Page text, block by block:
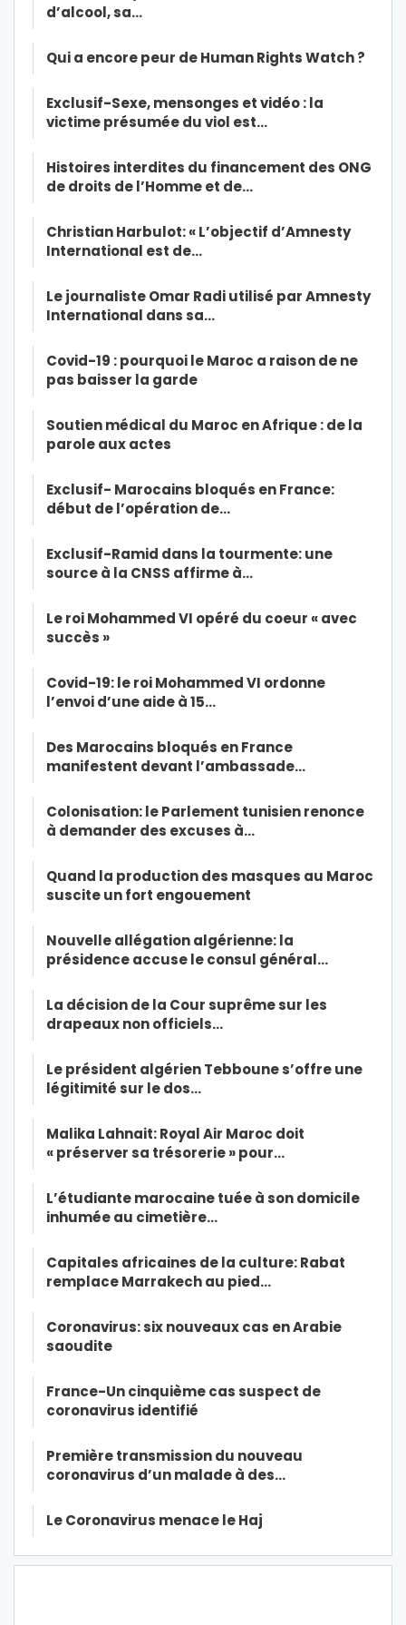
d’alcool, sa…
Qui a encore peur de Human Rights Watch ?
Exclusif-Sexe, mensonges et vidéo : la
victime présumée du viol est…
Histoires interdites du financement des ONG
de droits de l’Homme et de…
Christian Harbulot: « L’objectif d’Amnesty
International est de…
Le journaliste Omar Radi utilisé par Amnesty
International dans sa…
Covid-19 : pourquoi le Maroc a raison de ne
pas baisser la garde
Soutien médical du Maroc en Afrique : de la
parole aux actes
Exclusif- Marocains bloqués en France:
début de l’opération de…
Exclusif-Ramid dans la tourmente: une
source à la CNSS affirme à…
Le roi Mohammed VI opéré du coeur « avec
succès »
Covid-19: le roi Mohammed VI ordonne
l’envoi d’une aide à 15…
Des Marocains bloqués en France
manifestent devant l’ambassade…
Colonisation: le Parlement tunisien renonce
à demander des excuses à…
Quand la production des masques au Maroc
suscite un fort engouement
Nouvelle allégation algérienne: la
présidence accuse le consul général…
La décision de la Cour suprême sur les
drapeaux non officiels…
Le président algérien Tebboune s’offre une
légitimité sur le dos…
Malika Lahnait: Royal Air Maroc doit
« préserver sa trésorerie » pour…
L’étudiante marocaine tuée à son domicile
inhumée au cimetière…
Capitales africaines de la culture: Rabat
remplace Marrakech au pied…
Coronavirus: six nouveaux cas en Arabie
saoudite
France-Un cinquième cas suspect de
coronavirus identifié
Première transmission du nouveau
coronavirus d’un malade à des…
Le Coronavirus menace le Haj